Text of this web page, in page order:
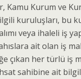
Kamu Kurum ve
kuruluşları, bu
veya ihaleli iş
ait olan iş
çıkan her türlü iş
sahibine ait